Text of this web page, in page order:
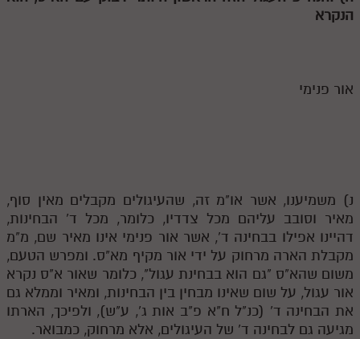
הנקרא
אור פנימי
נ) משמיענו, אשר או"מ זה, שהעיגולים מקבלים מאין סוף,
מאיר וסובב עליהם מכל צדדיו, כלומר, מכל ד' הבחינות,
דהיינו אפילו בבחינה ד', אשר אור פנימי אינו מאיר שם, מ"מ
מקבלת הארה מרחוק על ידי אור מקיף מא"ס. ומפרש הטעם,
משום שהא"ס "גם הוא בבחינת עגול", כלומר שאור א"ס נקרא
אור עגול, על שום שאינו מבחין בין הבחינות, ומאיר וממלא גם
את הבחינה ד' (כנ"ל ח"א פ"ב אות ג', ע"ש), ולפיכך, הארתו
מגיעה גם לבחינה ד' של העיגולים, אלא מרחוק, כמבואר.